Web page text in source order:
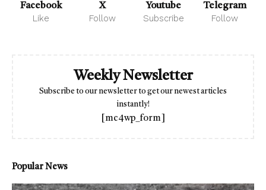
Facebook
Like
X
Follow
Youtube
Subscribe
Telegram
Follow
Weekly Newsletter
Subscribe to our newsletter to get our newest articles
instantly!
[mc4wp_form]
Popular News